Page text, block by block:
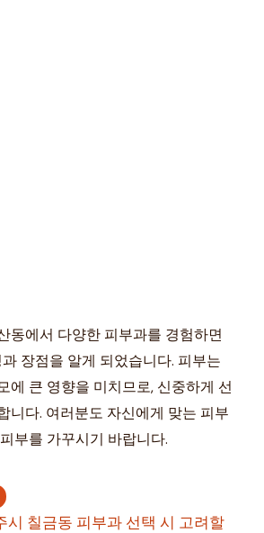
동에서 다양한 피부과를 경험하면
장점을 알게 되었습니다. 피부는
에 큰 영향을 미치므로, 신중하게 선
니다. 여러분도 자신에게 맞는 피부
부를 가꾸시기 바랍니다.
시 칠금동 피부과 선택 시 고려할